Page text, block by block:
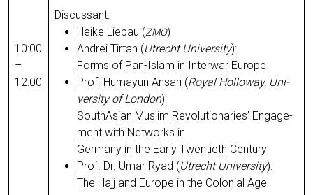
10:00
–
12:00
Dis­cus­sant:
Hei­ke Liebau (ZMO)
And­rei Tir­tan (Utrecht Uni­ver­si­ty):
Forms of Pan-Islam in Inter­war Europe
Prof. Humayun Ansa­ri (Roy­al Hol­lo­way, Uni­
ver­si­ty of Lon­don):
Sout­hA­si­an Mus­lim Revo­lu­tio­na­ries’ Enga­ge­
ment with Net­works in
Ger­ma­ny in the Ear­ly Twen­tieth Century
Prof. Dr. Umar Ryad (Utrecht Uni­ver­si­ty):
The Hajj and Euro­pe in the Colo­ni­al Age